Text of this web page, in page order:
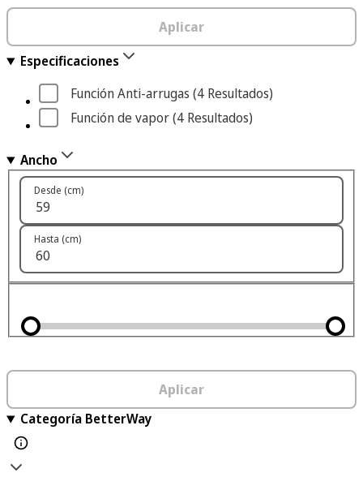
Aplicar
Especificaciones
Función Anti-arrugas (4 Resultados)
Función de vapor (4 Resultados)
Ancho
Desde (cm)
Hasta (cm)
Aplicar
Categoría BetterWay